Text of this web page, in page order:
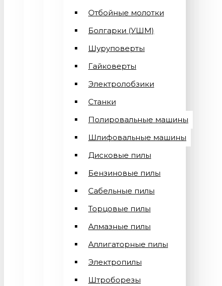
Отбойные молотки
Болгарки (УШМ)
Шуруповерты
Гайковерты
Электролобзики
Станки
Полировальные машины
Шлифовальные машины
Дисковые пилы
Бензиновые пилы
Сабельные пилы
Торцовые пилы
Алмазные пилы
Аллигаторные пилы
Электропилы
Штроборезы